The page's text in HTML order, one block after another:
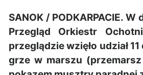
SANOK / PODKARPACIE.
Przegląd Orkiestr
przeglądzie wzięło udział
grze w marszu